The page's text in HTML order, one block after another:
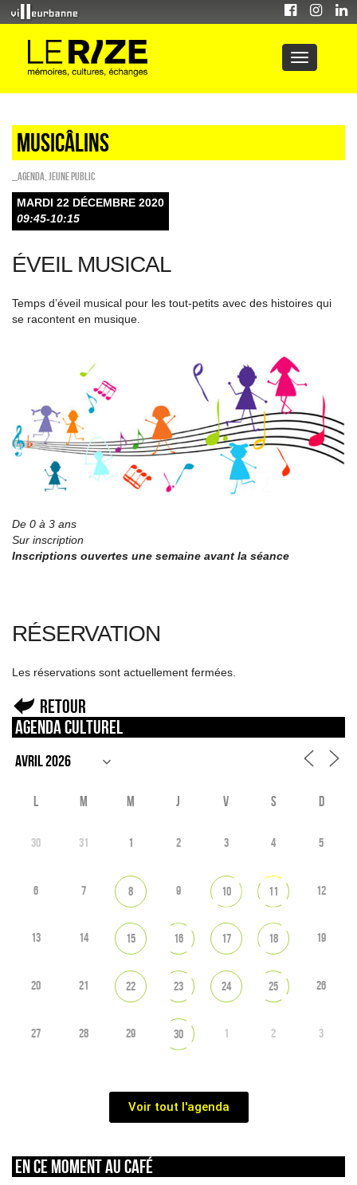
Musicâlins
_Agenda Jeune public
MARDI 22 DÉCEMBRE 2020
09:45-10:15
ÉVEIL MUSICAL
Temps d’éveil musical pour les tout-petits avec des histoires qui
se racontent en musique.
De 0 à 3 ans
Sur inscription
Inscriptions ouvertes une semaine avant la séance
RÉSERVATION
Les réservations sont actuellement fermées.
Retour
Agenda culturel
L M M J V S D
30 31 1 2 3 4 5
6 7 8 9 10 11 12
13 14 15 16 17 18 19
20 21 22 23 24 25 26
27 28 29 30 1 2 3
Voir tout l'agenda
En ce moment au café